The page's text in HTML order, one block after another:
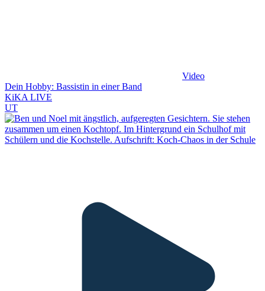
Video
Dein Hobby: Bassistin in einer Band
KiKA LIVE
UT